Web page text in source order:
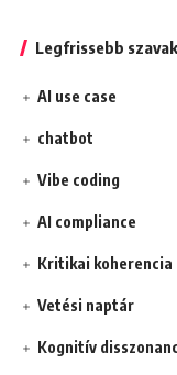
Legfrissebb
AI use case
chatbot
Vibe coding
AI compliance
Kritikai koherencia
Vetési naptár
Kognitív